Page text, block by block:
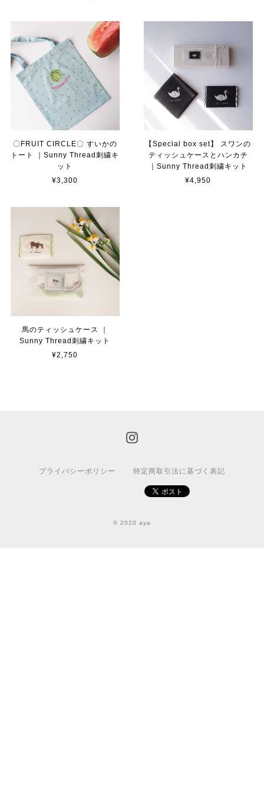
〇FRUIT CIRCLE〇 すいかの
トート ｜Sunny Thread刺繍キ
ット
¥3,300
【Special box set】 スワンの
ティッシュケースとハンカチ
｜Sunny Thread刺繍キット
¥4,950
馬のティッシュケース ｜
Sunny Thread刺繍キット
¥2,750
プライバシーポリシー 特定商取引法に基づく表記
© 2020 aya